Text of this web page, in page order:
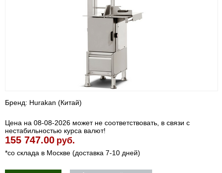
Бренд: Hurakan (Китай)
Цена на 08-08-2026 может не соответствовать, в связи с
нестабильностью курса валют!
155 747.00 руб.
*со склада в Москве (доставка 7-10 дней)